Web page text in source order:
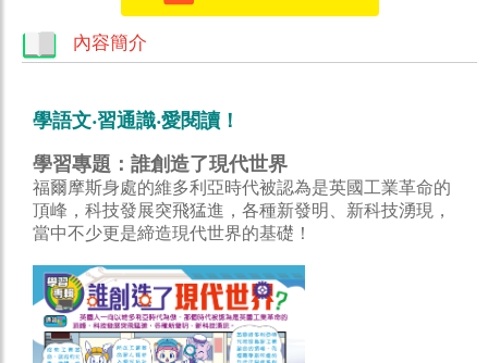
內容簡介
學語文‧習通識‧愛閱讀！
學習專題：誰創造了現代世界
福爾摩斯身處的維多利亞時代被認為是英國工業革命的
頂峰，科技發展突飛猛進，各種新發明、新科技湧現，
當中不少更是締造現代世界的基礎！